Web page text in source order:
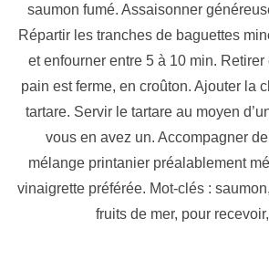
saumon fumé. Assaisonner
Répartir les tranches de baguettes
et enfourner entre 5 à 10 min.
pain est ferme, en croûton. Ajouter la
tartare. Servir le tartare au moyen
vous en avez un. Accompagner
mélange printanier préalablement
vinaigrette préférée. Mot-clés :
fruits de mer, pour